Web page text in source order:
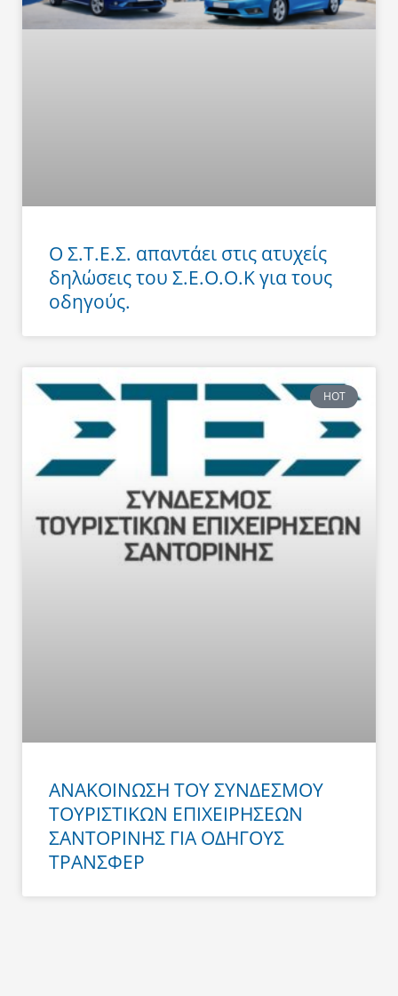
Ο Σ.Τ.Ε.Σ. απαντάει στις ατυχείς
δηλώσεις του Σ.Ε.Ο.Ο.Κ για τους
οδηγούς.
HOT
ΑΝΑΚΟΙΝΩΣΗ ΤΟΥ ΣΥΝΔΕΣΜΟΥ
ΤΟΥΡΙΣΤΙΚΩΝ ΕΠΙΧΕΙΡΗΣΕΩΝ
ΣΑΝΤΟΡΙΝΗΣ ΓΙΑ ΟΔΗΓΟΥΣ
ΤΡΑΝΣΦΕΡ